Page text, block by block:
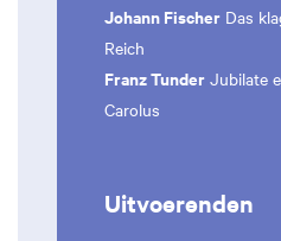
Johann Fischer Das
Reich
Franz Tunder Jubilate
Carolus
Uitvoerenden